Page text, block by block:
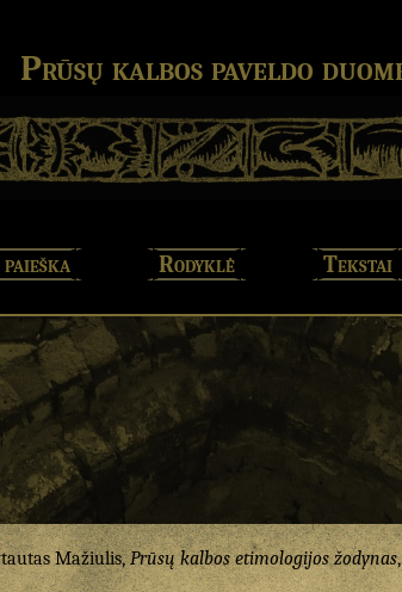
Prūsų kalbos paveldo
Rodyklė Tekstai
Mažiulis,Prūsų kalbos etimologijos žodynas